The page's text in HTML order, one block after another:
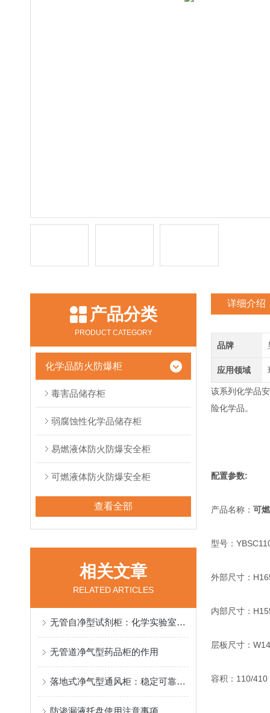
产品分类
PRODUCT CATEGORY
化学品防火防爆柜
毒害品储存柜
弱腐蚀性化学品储存柜
易燃液体防火防爆安全柜
可燃液体防火防爆安全柜
查看全部
相关文章
RELATED ARTICLES
无管自净型试剂柜：化学实验室的新守护者
无管道净气型药品柜的作用
落地式净气型通风柜：稳定可靠，给用户安心的使用感受
防渗漏液托盘使用注意事项
详细介绍
品牌
应用领域
该系列化学品
险化学品。
配置参数:
产品名称： 可
型号：
外部尺寸
内部尺寸
层板尺寸
容积：